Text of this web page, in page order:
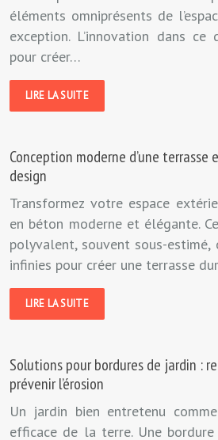
éléments omniprésents de
exception. L’innovation dans
pour créer…
LIRE LA SUITE
Conception moderne d’une
design
Transformez votre espace
en béton moderne et élégante.
polyvalent, souvent sous-
infinies pour créer une terrasse
LIRE LA SUITE
Solutions pour bordures de jardin :
prévenir l’érosion
Un jardin bien entretenu
efficace de la terre. Une